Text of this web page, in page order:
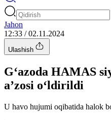
Jahon
12:33 / 02.11.2024
Ulashish
G‘azoda HAMAS
aʼzosi o‘ldirildi
U havo hujumi oqibatida halok